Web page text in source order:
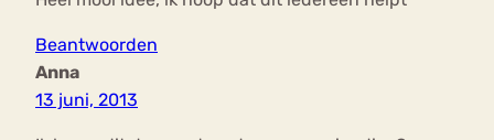
Beantwoorden
Anna
13 juni, 2013